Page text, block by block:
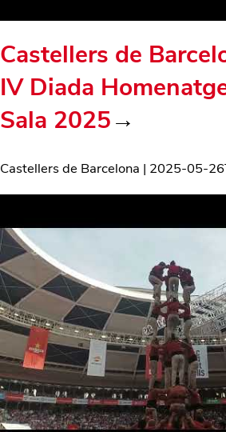
Castellers de
IV Diada
Sala 2025→
Castellers de Barcelona | 2025-05-